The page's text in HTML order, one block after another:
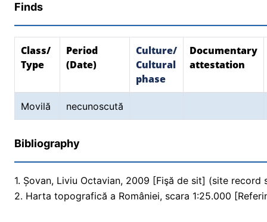
Finds
Class/
Type
Period
(Date)
Culture/
Cultural
phase
Documentary
attestation
Movilă necunoscută
Bibliography
1. Șovan, Liviu Octavian, 2009 [Fişă de sit] (site record
2. Harta topografică a României, scara 1:25.000